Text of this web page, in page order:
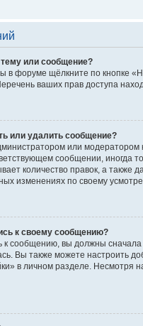
или сообщение?
в форуме щёлкните по кнопке
ваших прав доступа
или удалить сообщение?
или
сообщении, иногда
количество правок, а
изменениях по своему
к своему сообщению?
к сообщению, вы должны
Вы также можете настроить
в личном разделе. Несмотря